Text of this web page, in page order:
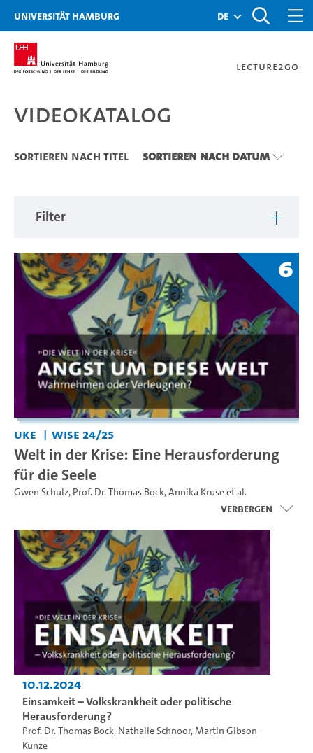
Zu den Filtern
Zur Metanavigation
Zur Hauptnavigation
Zur Suche
Zum Inhalt
Zum Seitenfuss
Universität Hamburg de
Lecture2Go
Videokatalog
Videokatalog
Sortieren nach Titel Sortieren nach Datum
Filter
6
UKE WiSe 24/25
Welt in der Krise: Eine Herausforderung
für die Seele
Gwen Schulz, Prof. Dr. Thomas Bock,Annika Kruseet al.
Verbergen
10.12.2024
Einsamkeit – Volkskrankheit oder politische
Herausforderung?
Prof. Dr. Thomas Bock, Nathalie Schnoor,Martin Gibson-
Kunze